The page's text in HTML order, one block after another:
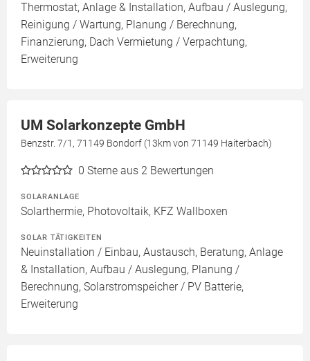
Thermostat, Anlage & Installation, Aufbau / Auslegung,
Reinigung / Wartung, Planung / Berechnung,
Finanzierung, Dach Vermietung / Verpachtung,
Erweiterung
UM Solarkonzepte GmbH
Benzstr. 7/1, 71149 Bondorf (13km von 71149 Haiterbach)
0 Sterne aus 2 Bewertungen
SOLARANLAGE
Solarthermie, Photovoltaik, KFZ Wallboxen
SOLAR TÄTIGKEITEN
Neuinstallation / Einbau, Austausch, Beratung, Anlage
& Installation, Aufbau / Auslegung, Planung /
Berechnung, Solarstromspeicher / PV Batterie,
Erweiterung